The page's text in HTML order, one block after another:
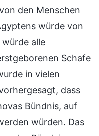
den Menschen
würde von
alle
Schafe
in vielen
dass
Bündnis, auf
würden. Das